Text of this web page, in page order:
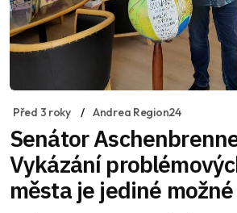
Před 3 roky Andrea Region24
Senátor
Vykázání
města je jediné